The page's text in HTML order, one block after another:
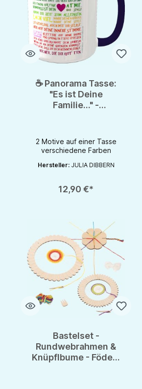
☕ Panorama Tasse:
"Es ist Deine
Familie..." -
Dibbern
2 Motive auf einer Tasse
verschiedene Farben
Hersteller: JULIA DIBBERN
12,90 €*
Produkt Anzahl: Gib den
Bastelset -
Rundwebrahmen &
Knüpflbume - Födert